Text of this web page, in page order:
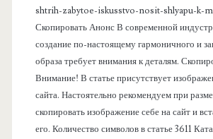
shtrih-zabytoe-iskusstvo-nosit-shlyapu-k-
Скопировать Анонс В современной
создание по-настоящему гармоничного и
образа требует внимания к деталям.
Внимание! В статье присутствует
сайта. Настоятельно рекомендуем при
скопировать изображение себе на сайт и
его. Количество символов в статье 3611